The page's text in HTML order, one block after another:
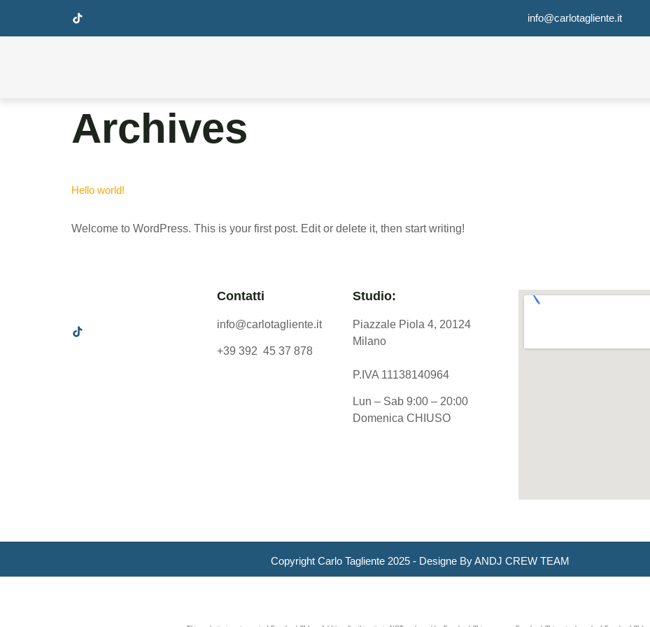
info@carlotagliente.it
Archives
Hello world!
Welcome to WordPress. This is your first post. Edit or delete it, then start writing!
Contatti
info@carlotagliente.it
+39 392 45 37 878
Studio:
Piazzale Piola 4, 20124
Milano
P.IVA 11138140964
Lun – Sab 9:00 – 20:00
Domenica CHIUSO
Copyright Carlo Tagliente 2025 - Designe By ANDJ CREW TEAM